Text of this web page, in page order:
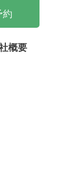
約
概要